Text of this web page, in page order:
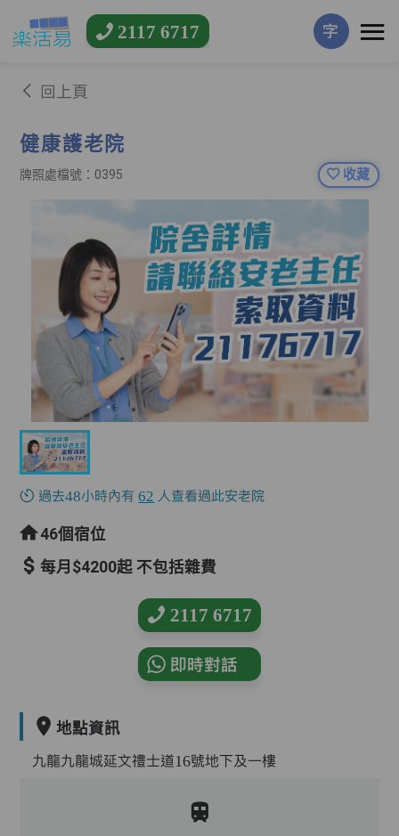
2117 6717 字
回上頁
健康護老院
牌照處檔號：0395 收藏
過去48小時內有62 人查看過此安老院
46個宿位
每月$4200起 不包括雜費
2117 6717
即時對話
地點資訊
九龍九龍城延文禮士道16號地下及一樓